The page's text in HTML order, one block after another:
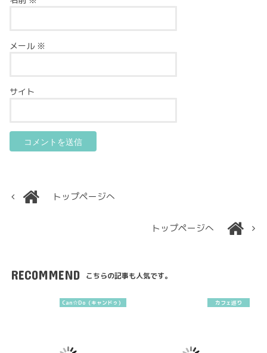
メール ※
サイト
トップページへ
トップページへ
RECOMMEND こちらの記事も人気です。
Can☆Do（キャンドゥ） カフェ巡り